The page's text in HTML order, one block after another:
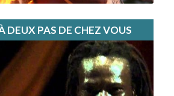
DEUX PAS DE CHEZ VOUS